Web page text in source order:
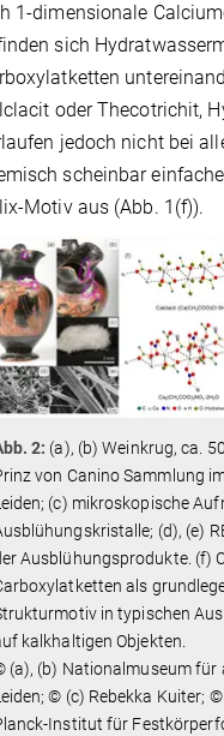
1-dimensionale
sich
oder Thecotrichit,
jedoch nicht bei
scheinbar
Motiv aus (Abb. 1(f)).
2: (a), (b) Weinkrug, ca.
von Canino Sammlung
(c) mikroskopische
(d), (e)
Ausblühungsprodukte. (f)
als
in typischen
kalkhaltigen Objekten.
(a), (b) Nationalmuseum für
© (c) Rebekka Kuiter;
Institut für